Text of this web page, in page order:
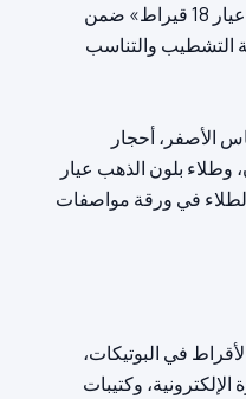
والمطعمة بالزركون والمطلية بالذهب عيار 18 قيراط» ضمن
التشطيب والتناسب
الأصفر، أحجار
بلون الذهب عيار
في ورقة مواصفات
في البوتيكات،
وكتيبات